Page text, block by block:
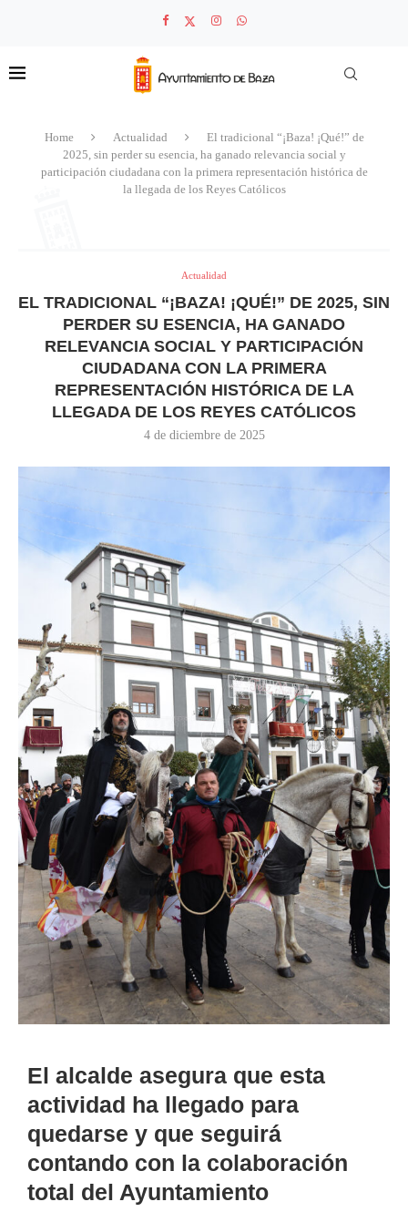
Home Actualidad
El tradicional “¡Baza! ¡Qué!” de
2025, sin perder su esencia, ha ganado relevancia social y
participación ciudadana con la primera representación histórica de
la llegada de los Reyes Católicos
Actualidad
EL TRADICIONAL “¡BAZA! ¡QUÉ!” DE 2025, SIN
PERDER SU ESENCIA, HA GANADO
RELEVANCIA SOCIAL Y PARTICIPACIÓN
CIUDADANA CON LA PRIMERA
REPRESENTACIÓN HISTÓRICA DE LA
LLEGADA DE LOS REYES CATÓLICOS
4 de diciembre de 2025
El alcalde asegura que esta
actividad ha llegado para
quedarse y que seguirá
contando con la colaboración
total del Ayuntamiento